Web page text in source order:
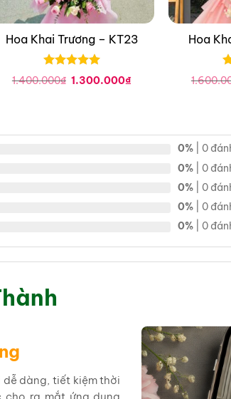
Hoa Khai Trương – KT23
Được xếp
hạng 05
1.400.000₫ Giá
1.300.000₫Giá
Hoa
0% | 0
0% | 0
0% | 0
0% | 0
0% | 0
dàng, tiết kiệm thời